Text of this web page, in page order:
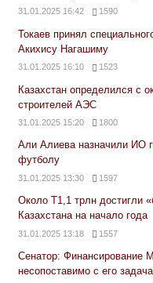
31.01.2025 16:42 1590
Токаев принял
Акихису Нагашиму
31.01.2025 16:10 1523
Казахстан определился с
строителей АЭС
31.01.2025 15:20 1800
Али Алиева назначили ИО
футболу
31.01.2025 13:30 1597
Около Т1,1 трлн достигли
Казахстана на начало года
31.01.2025 13:18 1557
Сенатор: Финансирование
несопоставимо с его